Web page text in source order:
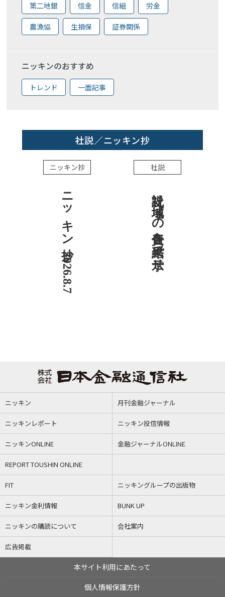
第二地銀 信金 信組 労金
農漁協 生損保 証券関係
ニッキンのおすすめ
トレンド 一面記事
社説／ニッキン抄
ニッキン抄
ニッキン抄 2026.8.7
社説
社説 地域への責任を結果で示せ
ニッキン 月刊金融ジャーナル
ニッキンレポート ニッキン投信情報
ニッキンONLINE 金融ジャーナルONLINE
REPORT TOUSHIN ONLINE
FIT ニッキングループの出版物
ニッキン金利情報 BUNK UP
ニッキンの購読について 会社案内
広告掲載
本サイト利用にあたって
個人情報保護方針